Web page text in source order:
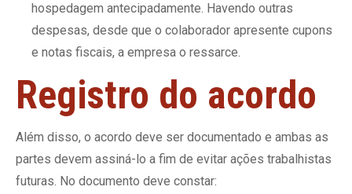
hospedagem antecipadamente. Havendo outras
despesas, desde que o colaborador apresente cupons
e notas fiscais, a empresa o ressarce.
Registro do acordo
Além disso, o acordo deve ser documentado e ambas as
partes devem assiná-lo a fim de evitar ações trabalhistas
futuras. No documento deve constar: